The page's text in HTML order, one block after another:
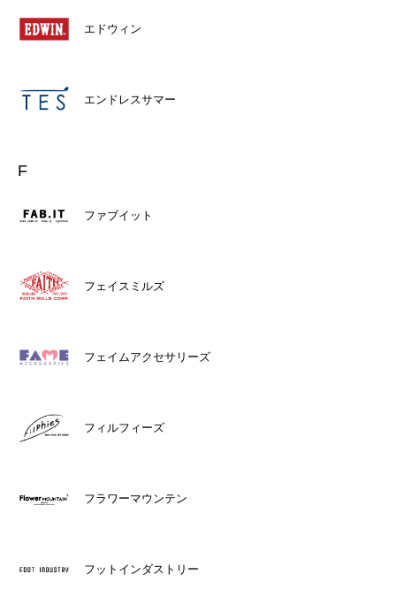
エドウィン
エンドレスサマー
F
ファブイット
フェイスミルズ
フェイムアクセサリーズ
フィルフィーズ
フラワーマウンテン
フットインダストリー